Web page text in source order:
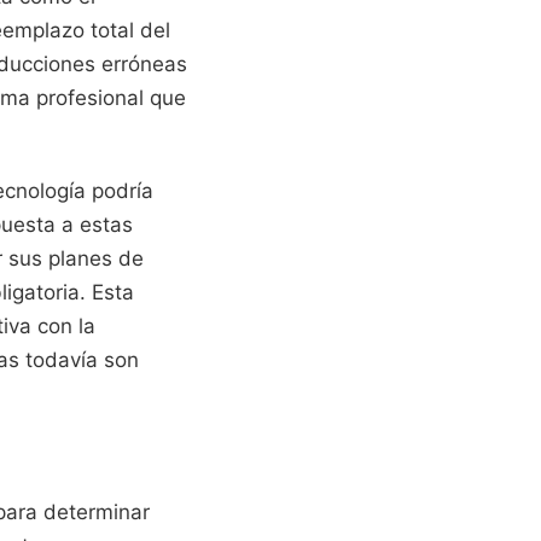
total del
erróneas
profesional que
podría
a estas
planes de
Esta
con la
todavía son
determinar